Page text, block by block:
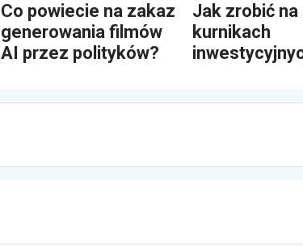
Co powiecie na zakaz
generowania filmów
AI przez polityków?
Jak zrobić na
kurnikach